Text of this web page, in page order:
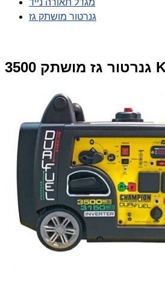
גנרטור מושתק גז